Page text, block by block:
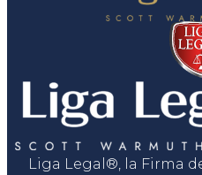
Liga Legal®, la Firma